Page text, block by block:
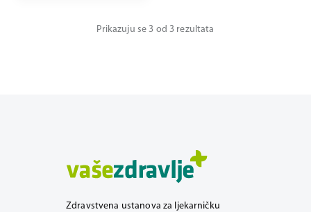
Prikazuju se 3 od 3 rezultata
Zdravstvena ustanova za ljekarničku